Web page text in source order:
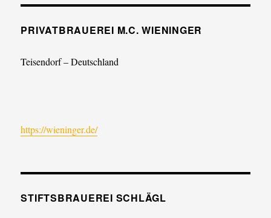
PRIVATBRAUEREI M.C. WIENINGER
Teisendorf – Deutschland
https://wieninger.de/
STIFTSBRAUEREI SCHLÄGL